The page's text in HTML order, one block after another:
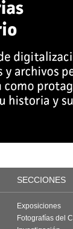
SECCIONES
Exposiciones
Fotografías del